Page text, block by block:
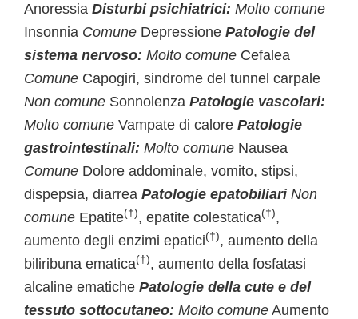
Anoressia Disturbi psichiatrici: Molto comune
Insonnia Comune Depressione Patologie del
sistema nervoso: Molto comune Cefalea
Comune Capogiri, sindrome del tunnel carpale
Non comune Sonnolenza Patologie vascolari:
Molto comune Vampate di calore Patologie
gastrointestinali: Molto comune Nausea
Comune Dolore addominale, vomito, stipsi,
dispepsia, diarrea Patologie epatobiliari Non
comune Epatite(†), epatite colestatica(†),
aumento degli enzimi epatici(†), aumento della
biliribuna ematica(†), aumento della fosfatasi
alcaline ematiche Patologie della cute e del
tessuto sottocutaneo: Molto comune Aumento